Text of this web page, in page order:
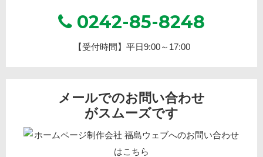
0242-85-8248
【受付時間】平日9:00～17:00
メールでのお問い合わせ
がスムーズです